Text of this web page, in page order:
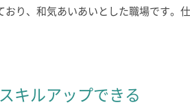
り、和気あいあいとした職場です。
キルアップできる